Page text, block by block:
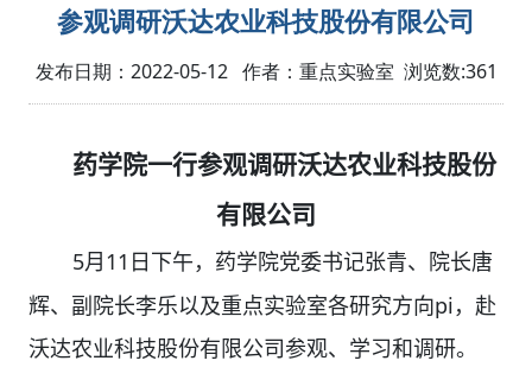
参观调研沃达农业科技股份有限公司
发布日期：2022-05-12 作者：重点实验室 浏览数:361
药学院一行参观调研沃达农业科技股份
有限公司
5月 11 日下午，药学院党委书记张青、院长唐
辉、副院长李乐以及重点实验室各研究方向pi ，赴
沃达农业科技股份有限公司参观、学习和调研。